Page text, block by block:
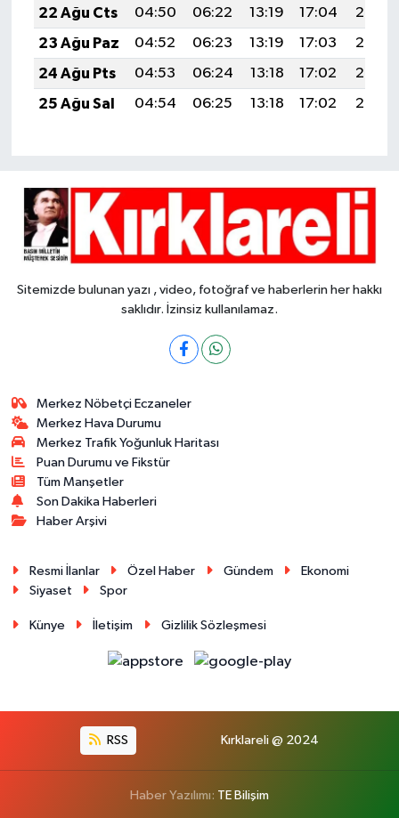
22 Ağu Cts
04:50 06:22 13:19 17:04
20:06
23 Ağu Paz
04:52 06:23 13:19 17:03
20:05
24 Ağu Pts
04:53 06:24 13:18 17:02
20:03
25 Ağu Sal
04:54 06:25 13:18 17:02 20:02
Sitemizde bulunan yazı , video, fotoğraf ve haberlerin her hakkı
saklıdır. İzinsiz kullanılamaz.
Merkez Nöbetçi Eczaneler
Merkez Hava Durumu
Merkez Trafik Yoğunluk Haritası
Puan Durumu ve Fikstür
Tüm Manşetler
Son Dakika Haberleri
Haber Arşivi
Resmi İlanlar Özel Haber Gündem
Ekonomi
Siyaset
Spor
Künye İletişim Gizlilik Sözleşmesi
RSS Kırklareli @ 2024
Haber Yazılımı: TE Bilişim